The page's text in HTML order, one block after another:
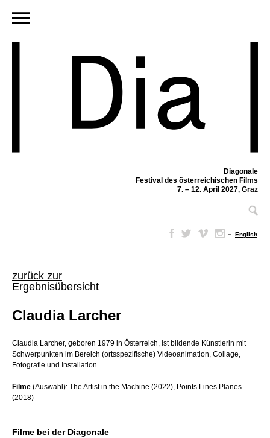
Diagonale
Festival des österreichischen Films
7. – 12. April 2027, Graz
– English
zurück zur
Ergebnisübersicht
Claudia Larcher
Claudia Larcher, geboren 1979 in Österreich, ist bildende Künstlerin mit
Schwerpunkten im Bereich (ortsspezifische) Videoanimation, Collage,
Fotografie und Installation.
Filme (Auswahl): The Artist in the Machine (2022), Points Lines Planes
(2018)
Filme bei der Diagonale